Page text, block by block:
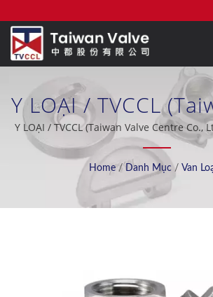
Y LOẠI / TVCCL
Centre Co., Ltd.)
Sản Xuất Van
Mặt Chuyên
Loan.
Y LOẠI / TVCCL (Taiwan Valve Centre Co.,
xuất van kiểm tra hai mặt chuyên
Home / Danh Mục / Van